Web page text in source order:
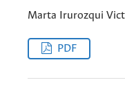
Marta Irurozqui
PDF